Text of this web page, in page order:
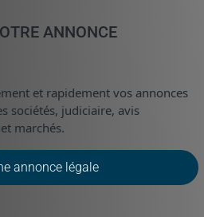
ANNONCE
et rapidement vos annonces
sociétés, judiciaire, avis
marchés.
annonce légale